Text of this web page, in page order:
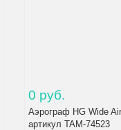
0 руб.
Аэрограф HG Wide
артикул TAM-74523